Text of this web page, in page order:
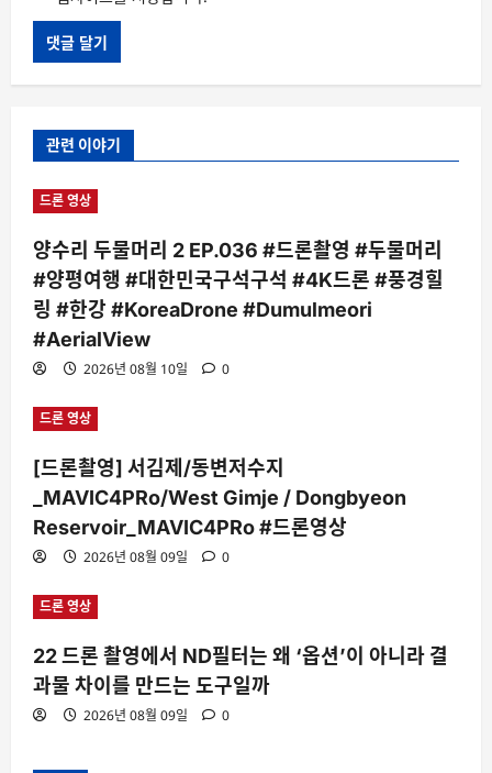
관련 이야기
드론 영상
양수리 두물머리 2 EP.036 #드론촬영 #두물머리
#양평여행 #대한민국구석구석 #4K드론 #풍경힐
링 #한강 #KoreaDrone #Dumulmeori
#AerialView
2026년 08월 10일 0
드론 영상
[드론촬영] 서김제/동변저수지
_MAVIC4PRo/West Gimje / Dongbyeon
Reservoir_MAVIC4PRo #드론영상
2026년 08월 09일 0
드론 영상
22 드론 촬영에서 ND필터는 왜 ‘옵션’이 아니라 결
과물 차이를 만드는 도구일까
2026년 08월 09일 0